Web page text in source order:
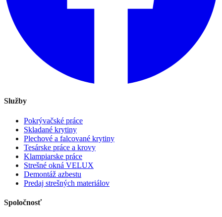
Služby
Pokrývačské práce
Skladané krytiny
Plechové a falcované krytiny
Tesárske práce a krovy
Klampiarske práce
Strešné okná VELUX
Demontáž azbestu
Predaj strešných materiálov
Spoločnosť